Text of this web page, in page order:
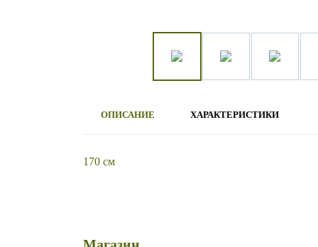
ОПИСАНИЕ ХАРАКТЕРИСТИКИ
170 см